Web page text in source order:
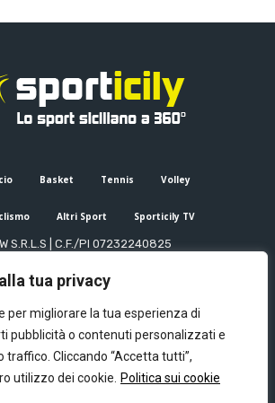
tua privacy
per migliorare la tua esperienza di
pubblicità o contenuti personalizzati e
traffico. Cliccando “Accetta tutti”,
utilizzo dei cookie.
Politica sui cookie
Basket Tennis Volley
Altri Sport Sporticily TV
S.R.L.S | C.F./PI 07232240825
Francesco Cammuca | Registro
| Telefono:+39 371 788 7216